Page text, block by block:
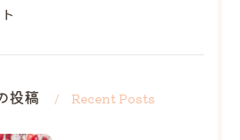
投稿 Recent Posts